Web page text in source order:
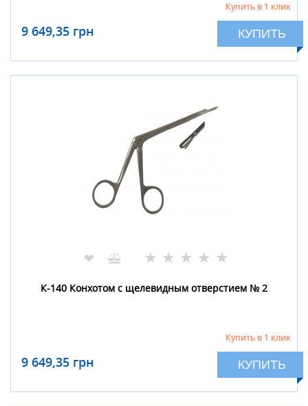
9 649,35 грн
Купить в 1 клик
КУПИТЬ
❤ ★ ★ ★ ★ ★
К-140 Конхотом с щелевидным отверстием № 2
9 649,35 грн
Купить в 1 клик
КУПИТЬ